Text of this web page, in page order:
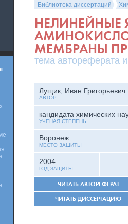
Библиотека диссертаций
НЕЛИНЕЙНЫЕ
МЕМБРАНЫ
тема автореферата
Лущик, Иван Григорьевич
АВТОР
кандидата химических
УЧЕНАЯ СТЕПЕНЬ
Воронеж
МЕСТО ЗАЩИТЫ
2004
ГОД ЗАЩИТЫ
ЧИТАТЬ АВТОРЕФЕРАТ
ЧИТАТЬ ДИССЕРТАЦИЮ